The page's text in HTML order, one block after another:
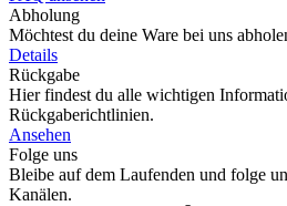
Abholung
Möchtest du deine Ware bei uns
Details
Rückgabe
Hier findest du alle wichtigen
Rückgaberichtlinien.
Ansehen
Folge uns
Bleibe auf dem Laufenden und folge
Kanälen.